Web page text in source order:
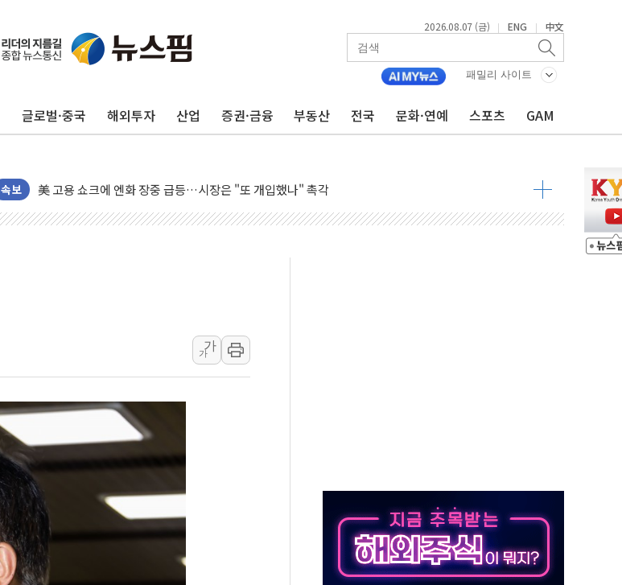
2026.08.07 (금) | ENG | 中文
패밀리 사이트
글로벌·중국 해외투자 산업 증권·금융 부동산 전국 문화·연예 스포츠 GAM
속보
美 항소법원, 백악관 무도회장 공사 중단 명령…트럼프 제동
이란의 핵심 원유 수출항 '하르그섬', 최근 1주일 이상 '올스톱'… 美 해상봉쇄 영향
[AI MY 뉴스] 뉴욕 반도체주 프리뷰...美 고용 쇼크에 반도체주 '활짝'
뉴욕증시 프리뷰, 美 고용 쇼크에 금리 인상 우려 후퇴…나스닥 선물 1%대 상승
트럼프 "금리 내려야"…파월 때와 달리 워시엔 톤 낮춰
특정 정치인 측근 포항시 정책특보 내정설...포항시 '시끌'
李 "해남 태양광, 대한민국 다음 100년 밑거름…수도권 집중 완화 전환점"
李 대통령, '6시간 마라톤 부동산 2차 회의' 주재… "전폭적 공급 확대·속도전 총력"
트럼프, 中 겨냥 폴리실리콘 관세 15% 부과…美 태양광주 급등
[사진] 빈살만과 에르도안의 만남
남동발전, 해남군에 국내 최대 규모 400MW 태양광 착공…여의도 1.6배 규모
[인도증시] 중동 불안 속 유가 상승에 소폭 하락...금융주 낙폭 커
황희 '폐버스 청년주택' SNS 글 역풍에 "정부정책 아냐" 해명
폭염 누그러지고 가뭄 숙지나...경북동해안권 8~9일 최대 100mm 호우
가
가